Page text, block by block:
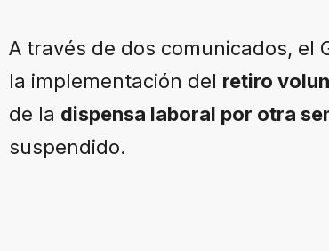
A través de dos comunicados, el
la implementación del retiro
de la dispensa laboral por otra
suspendido.